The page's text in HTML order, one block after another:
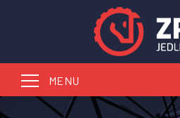
Szukaj: